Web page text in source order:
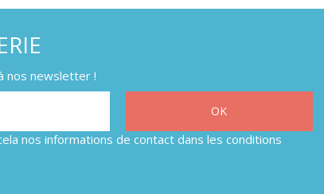
nos newsletter !
nos informations de contact dans les conditions